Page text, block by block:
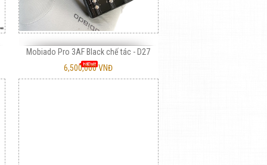
Vỏ gỗ 225 máy và vỏ nguyên khối Vỏ gỗ 6300 kiểu vuông
Mobiado Pro 3AF Black chế tác - D27
6,500,000 VNĐ